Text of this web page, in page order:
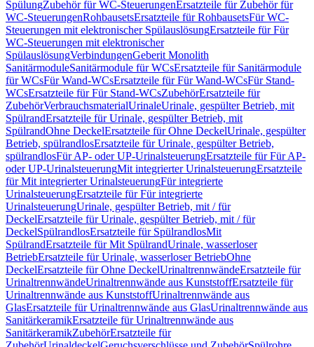
SpülungZubehör für WC-SteuerungenErsatzteile für Zubehör für
WC-SteuerungenRohbausetsErsatzteile für RohbausetsFür WC-
Steuerungen mit elektronischer SpülauslösungErsatzteile für Für
WC-Steuerungen mit elektronischer
SpülauslösungVerbindungenGeberit Monolith
SanitärmoduleSanitärmodule für WCsErsatzteile für Sanitärmodule
für WCsFür Wand-WCsErsatzteile für Für Wand-WCsFür Stand-
WCsErsatzteile für Für Stand-WCsZubehörErsatzteile für
ZubehörVerbrauchsmaterialUrinaleUrinale, gespülter Betrieb, mit
SpülrandErsatzteile für Urinale, gespülter Betrieb, mit
SpülrandOhne DeckelErsatzteile für Ohne DeckelUrinale, gespülter
Betrieb, spülrandlosErsatzteile für Urinale, gespülter Betrieb,
spülrandlosFür AP- oder UP-UrinalsteuerungErsatzteile für Für AP-
oder UP-UrinalsteuerungMit integrierter UrinalsteuerungErsatzteile
für Mit integrierter UrinalsteuerungFür integrierte
UrinalsteuerungErsatzteile für Für integrierte
UrinalsteuerungUrinale, gespülter Betrieb, mit / für
DeckelErsatzteile für Urinale, gespülter Betrieb, mit / für
DeckelSpülrandlosErsatzteile für SpülrandlosMit
SpülrandErsatzteile für Mit SpülrandUrinale, wasserloser
BetriebErsatzteile für Urinale, wasserloser BetriebOhne
DeckelErsatzteile für Ohne DeckelUrinaltrennwändeErsatzteile für
UrinaltrennwändeUrinaltrennwände aus KunststoffErsatzteile für
Urinaltrennwände aus KunststoffUrinaltrennwände aus
GlasErsatzteile für Urinaltrennwände aus GlasUrinaltrennwände aus
SanitärkeramikErsatzteile für Urinaltrennwände aus
SanitärkeramikZubehörErsatzteile für